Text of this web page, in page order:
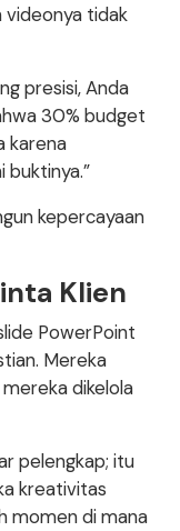
videonya tidak
presisi, Anda
30% budget
karena
buktinya.”
kepercayaan
Klien
PowerPoint
Mereka
dikelola
pelengkap; itu
kreativitas
momen di mana